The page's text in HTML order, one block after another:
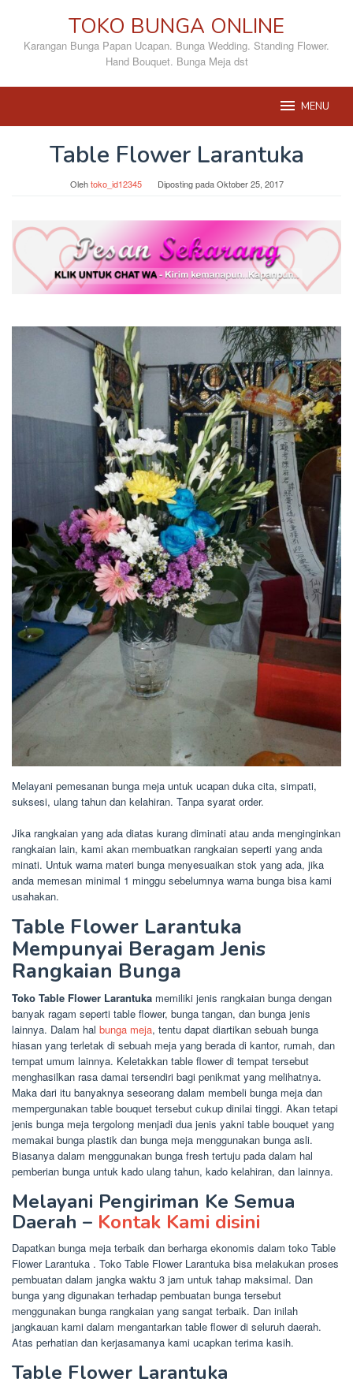
konten
TOKO BUNGA ONLINE
Karangan Bunga Papan Ucapan. Bunga Wedding. Standing Flower.
Hand Bouquet. Bunga Meja dst
MENU
Table Flower Larantuka
Olehtoko_id12345 Diposting padaOktober 25, 2017
Melayani pemesanan bunga meja untuk ucapan duka cita, simpati,
suksesi, ulang tahun dan kelahiran. Tanpa syarat order.
Jika rangkaian yang ada diatas kurang diminati atau anda menginginkan
rangkaian lain, kami akan membuatkan rangkaian seperti yang anda
minati. Untuk warna materi bunga menyesuaikan stok yang ada, jika
anda memesan minimal 1 minggu sebelumnya warna bunga bisa kami
usahakan.
Table Flower Larantuka
Mempunyai Beragam Jenis
Rangkaian Bunga
Toko Table Flower Larantuka memiliki jenis rangkaian bunga dengan
banyak ragam seperti table flower, bunga tangan, dan bunga jenis
lainnya. Dalam hal bunga meja, tentu dapat diartikan sebuah bunga
hiasan yang terletak di sebuah meja yang berada di kantor, rumah, dan
tempat umum lainnya. Keletakkan table flower di tempat tersebut
menghasilkan rasa damai tersendiri bagi penikmat yang melihatnya.
Maka dari itu banyaknya seseorang dalam membeli bunga meja dan
mempergunakan table bouquet tersebut cukup dinilai tinggi. Akan tetapi
jenis bunga meja tergolong menjadi dua jenis yakni table bouquet yang
memakai bunga plastik dan bunga meja menggunakan bunga asli.
Biasanya dalam menggunakan bunga fresh tertuju pada dalam hal
pemberian bunga untuk kado ulang tahun, kado kelahiran, dan lainnya.
Melayani Pengiriman Ke Semua
Daerah – Kontak Kami disini
Dapatkan bunga meja terbaik dan berharga ekonomis dalam toko Table
Flower Larantuka . Toko Table Flower Larantuka bisa melakukan proses
pembuatan dalam jangka waktu 3 jam untuk tahap maksimal. Dan
bunga yang digunakan terhadap pembuatan bunga tersebut
menggunakan bunga rangkaian yang sangat terbaik. Dan inilah
jangkauan kami dalam mengantarkan table flower di seluruh daerah.
Atas perhatian dan kerjasamanya kami ucapkan terima kasih.
Table Flower Larantuka